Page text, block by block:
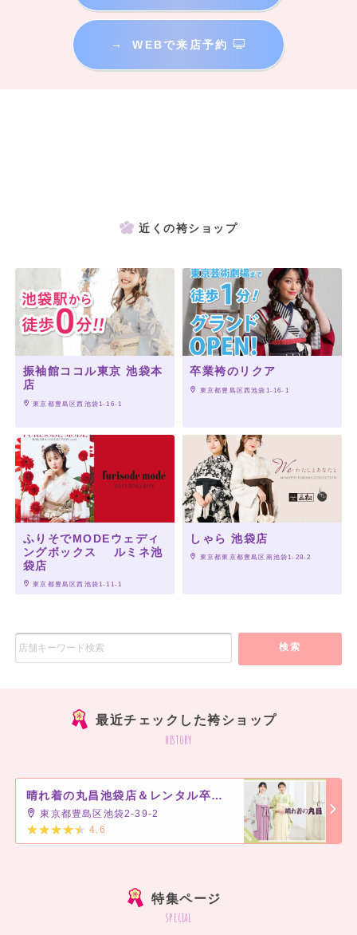
→ WEBで来店予約
近くの袴ショップ
振袖館ココル東京 池袋本
店
東京都豊島区西池袋1-16-1
卒業袴のリクア
東京都豊島区西池袋1-16-1
ふりそでMODEウェディ
ングボックス ルミネ池
袋店
東京都豊島区西池袋1-11-1
しゃら 池袋店
東京都東京都豊島区南池袋1-28-2
検索
最近チェックした袴ショップ
history
晴れ着の丸昌池袋店＆レンタル卒業袴前撮りフォトスタジオ
東京都豊島区池袋2-39-2
4.6
特集ページ
special